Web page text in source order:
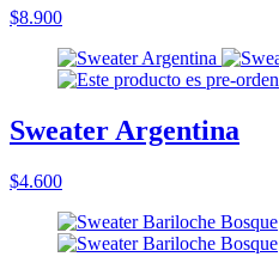
$8.900
Sweater Argentina
$4.600